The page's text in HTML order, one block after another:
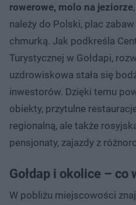
rowerowe, molo na jeziorze
należy do Polski, plac
chmurką. Jak podkreśla
Turystycznej w Gołdapi,
uzdrowiskowa stała się
inwestorów. Dzięki temu
obiekty, przytulne
regionalną, ale także
pensjonaty, zajazdy z
Gołdap i okolice – co
W pobliżu miejscowości